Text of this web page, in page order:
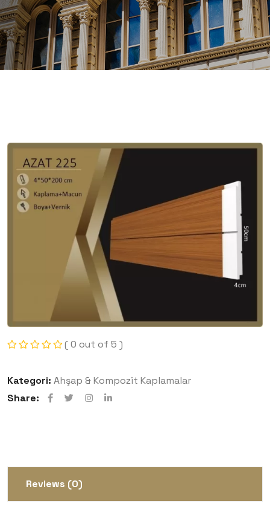
( 0 out of 5 )
Kategori: Ahşap & Kompozit Kaplamalar
Share:
Reviews (0)